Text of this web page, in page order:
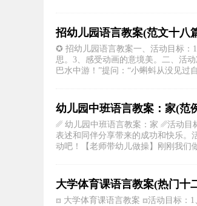
招幼儿园语言教案(范文十八
✪ 招幼儿园语言教案一、活动目标：
思。3、感受动画的意境美。二、活
巴水中游！”提问：“小蝌蚪从没见过
幼儿园中班语言教案：家(范
␥ 幼儿园中班语言教案：家 ␥活动目
表述和同伴分享带来的成功和快乐
动吧！【老师带幼儿做操】刚刚我们
大学体育课语言教案(热门十
⧈ 大学体育课语言教案 ⧈活动目标：